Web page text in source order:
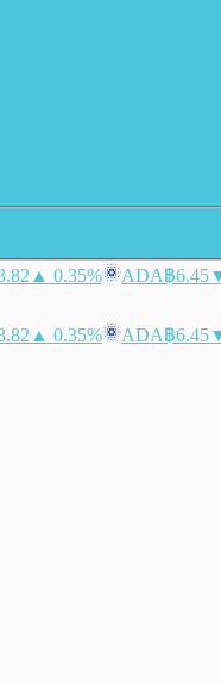
▲ 0.35% ADA฿6.45
▲ 0.35% ADA฿6.45